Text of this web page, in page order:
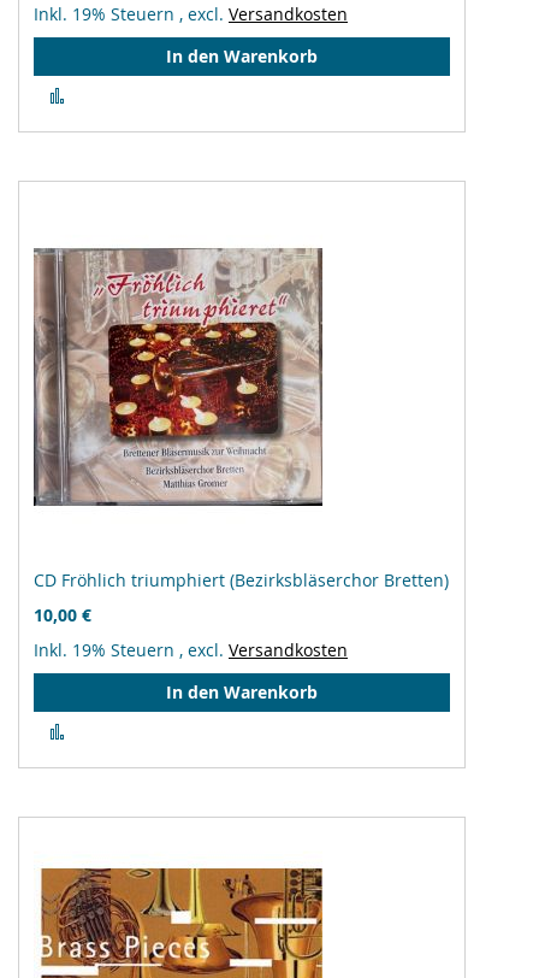
Inkl. 19% Steuern , excl. Versandkosten
In den Warenkorb
hinzufügen
CD Fröhlich triumphiert (Bezirksbläserchor Bretten)
10,00 €
Inkl. 19% Steuern , excl. Versandkosten
In den Warenkorb
hinzufügen